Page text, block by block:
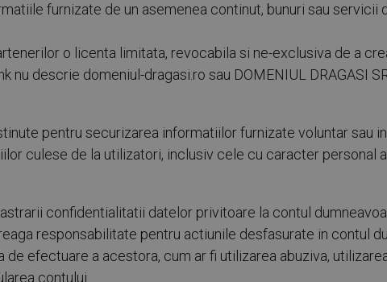
furnizate de un asemenea continut, bunuri sau servicii
o licenta limitata, revocabila si ne-exclusiva de a
nu descrie domeniul-dragasi.ro sau DOMENIUL DRAGASI
pentru securizarea informatiilor furnizate voluntar sau
culese de la utilizatori, inclusiv cele cu caracter personal
confidentialitatii datelor privitoare la contul
responsabilitate pentru actiunile desfasurate in contul
efectuare a acestora, cum ar fi utilizarea abuziva,
contului.